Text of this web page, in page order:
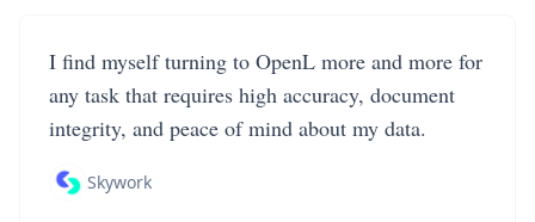
I find myself turning to OpenL more and more for
any task that requires high accuracy, document
integrity, and peace of mind about my data.
Skywork